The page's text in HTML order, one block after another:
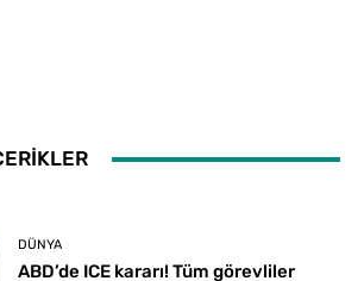
DÜNYA
ABD’de ICE kararı! Tüm görevliler